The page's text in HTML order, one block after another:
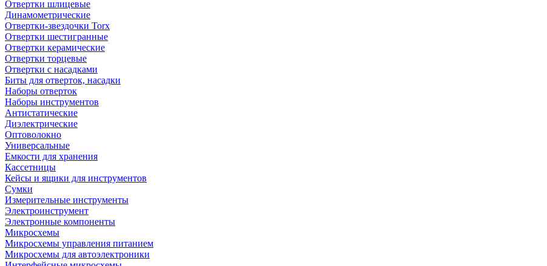
Отвертки шлицевые
Динамометрические
Отвертки-звездочки Torx
Отвертки шестигранные
Отвертки керамические
Отвертки торцевые
Отвертки с насадками
Биты для отверток, насадки
Наборы отверток
Наборы инструментов
Антистатические
Диэлектрические
Оптоволокно
Универсальные
Емкости для хранения
Кассетницы
Кейсы и ящики для инструментов
Сумки
Измерительные инструменты
Электроинструмент
Электронные компоненты
Микросхемы
Микросхемы управления питанием
Микросхемы для автоэлектроники